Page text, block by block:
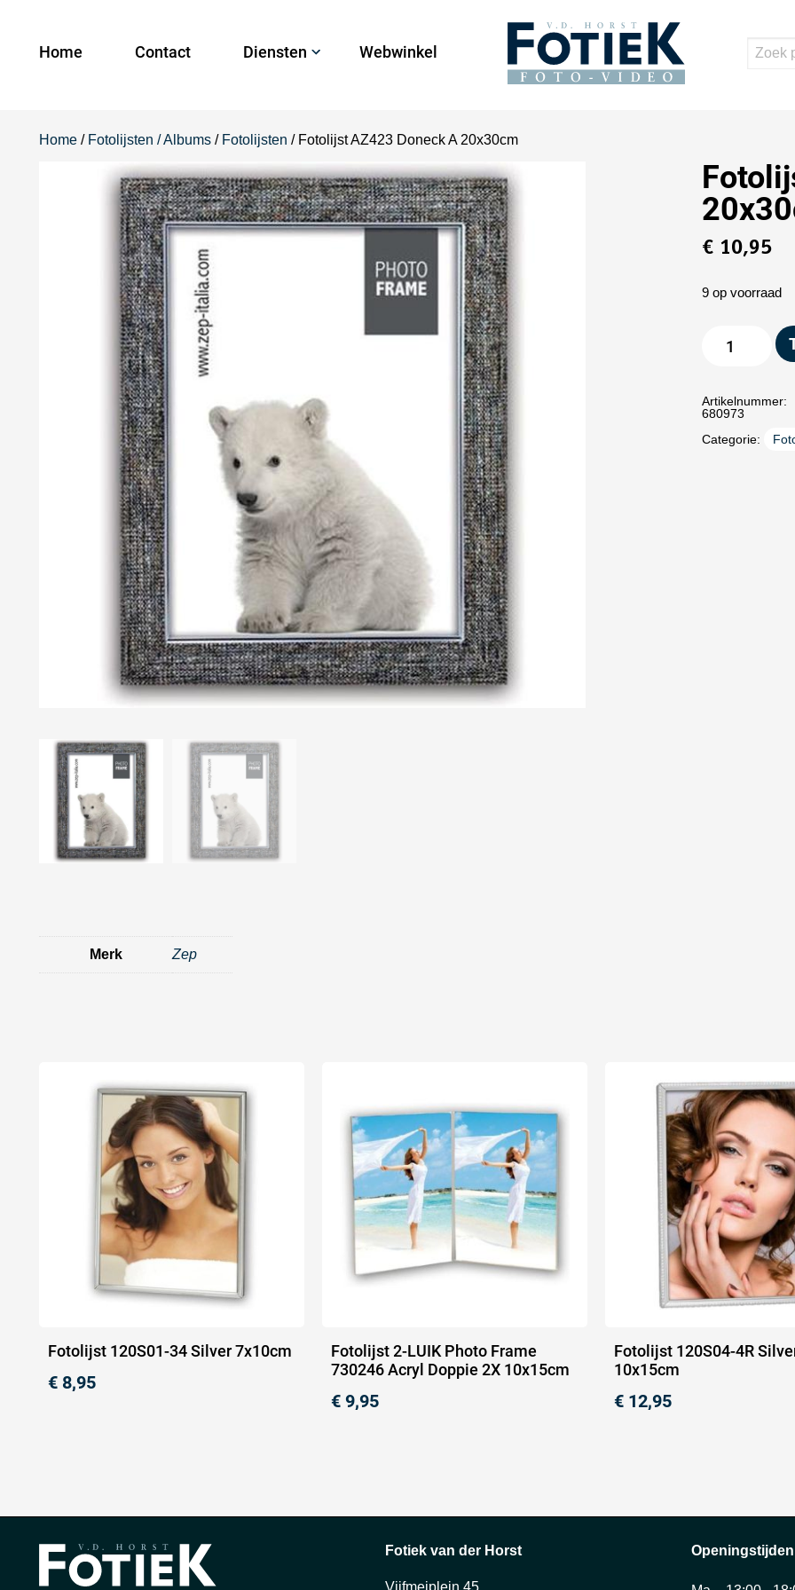
Home Contact Diensten Webwinkel
Home / Fotolijsten / Albums / Fotolijsten / Fotolijst AZ423 Doneck A 20x30cm
€10,95
9 op voorraad
Artikelnummer:
680973
Categorie:
Merk Zep
Fotolijst 120S01-34 Silver 7x10cm
€ 8,95
Fotolijst 2-LUIK Photo Frame
730246 Acryl Doppie 2X 10x15cm
€ 9,95
Fotolijst 120S04-4R
10x15cm
€ 12,95
Fotiek van der Horst
Vijfmeiplein 45
Openingstijden